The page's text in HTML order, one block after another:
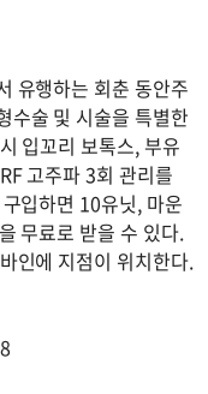
유행하는 회춘 동안주
수술 및 시술을 특별한
입꼬리 보톡스, 부유
고주파 3회 관리를
입하면 10유닛, 마운
무료로 받을 수 있다.
인에 지점이 위치한다.